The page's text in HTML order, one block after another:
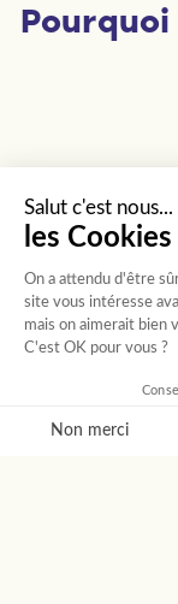
Des
Chaque
notre
selon sa
Salut c'est nous...
les Cookies
On a attendu d'être
site vous intéresse
mais on aimerait bien
C'est OK pour vous ?
Non merci